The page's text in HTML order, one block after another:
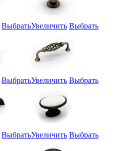
ВыбратьУвеличить Выбрать
ВыбратьУвеличить Выбрать
ВыбратьУвеличить Выбрать